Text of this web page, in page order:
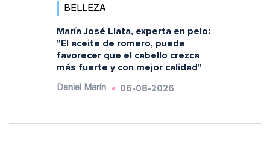
BELLEZA
María José Llata, experta en pelo:
"El aceite de romero, puede
favorecer que el cabello crezca
más fuerte y con mejor calidad"
Daniel Marín 06-08-2026